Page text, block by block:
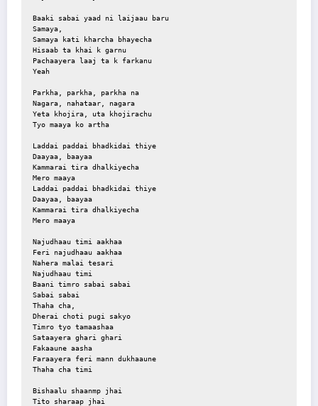
Baaki sabai yaad ni laijaau baru
Samaya,
Samaya kati kharcha bhayecha
Hisaab ta khai k garnu
Pachaayera laaj ta k farkanu
Yeah
Parkha, parkha, parkha na
Nagara, nahataar, nagara
Yeta khojira, uta khojirachu
Tyo maaya ko artha
Laddai paddai bhadkidai thiye
Daayaa, baayaa
Kammarai tira dhalkiyecha
Mero maaya
Laddai paddai bhadkidai thiye
Daayaa, baayaa
Kammarai tira dhalkiyecha
Mero maaya
Najudhaau timi aakhaa
Feri najudhaau aakhaa
Nahera malai tesari
Najudhaau timi
Baani timro sabai sabai
Sabai sabai
Thaha cha,
Dherai choti pugi sakyo
Timro tyo tamaashaa
Sataayera ghari ghari
Fakaaune aasha
Faraayera feri mann dukhaaune
Thaha cha timi
Bishaalu shaanmp jhai
Tito sharaap jhai